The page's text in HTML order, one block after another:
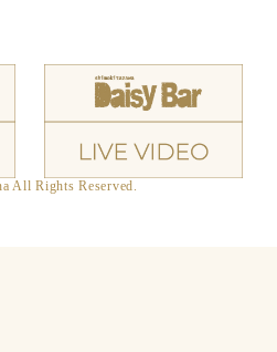
All Rights Reserved.